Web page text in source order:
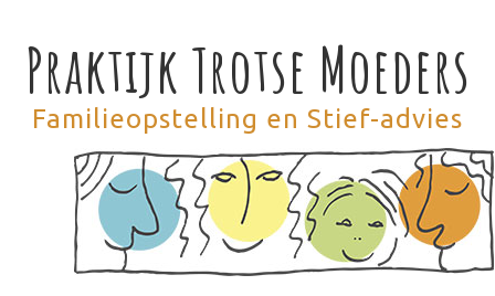
Praktijk Trotse Moeders
Familieopstelling en Stief-advies